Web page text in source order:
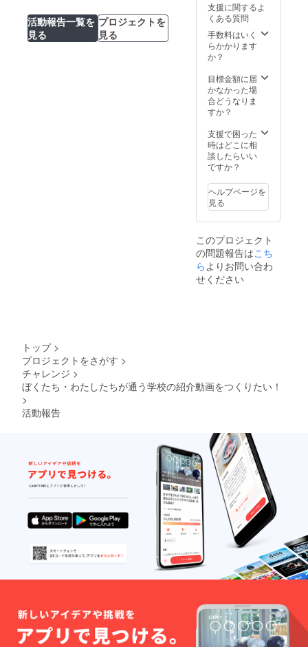
活動報告一覧を
見る
プロジェクトを
見る
支援に関するよ
くある質問
手数料はいく
らかかります
か？
目標金額に届
かなかった場
合どうなりま
すか？
支援で困った
時はどこに相
談したらいい
ですか？
ヘルプページを
見る
このプロジェクト
の問題報告はこち
らよりお問い合わ
せください
トップ >
プロジェクトをさがす >
チャレンジ >
ぼくたち・わたしたちが通う学校の紹介動画をつくりたい！
>
活動報告